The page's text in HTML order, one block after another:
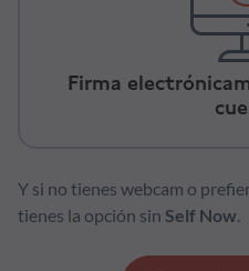
Firma
Y si no tienes webcam o
tienes la opción sin Self Now.